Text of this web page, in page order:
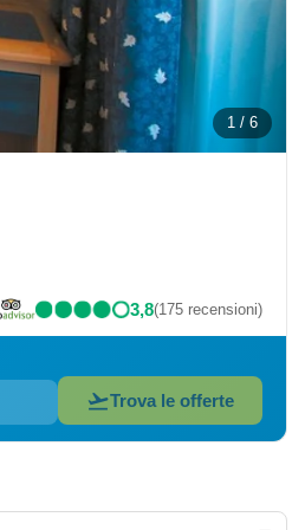
1 / 6
3,8(175 recensioni)
flight_takeoffTrova le offerte